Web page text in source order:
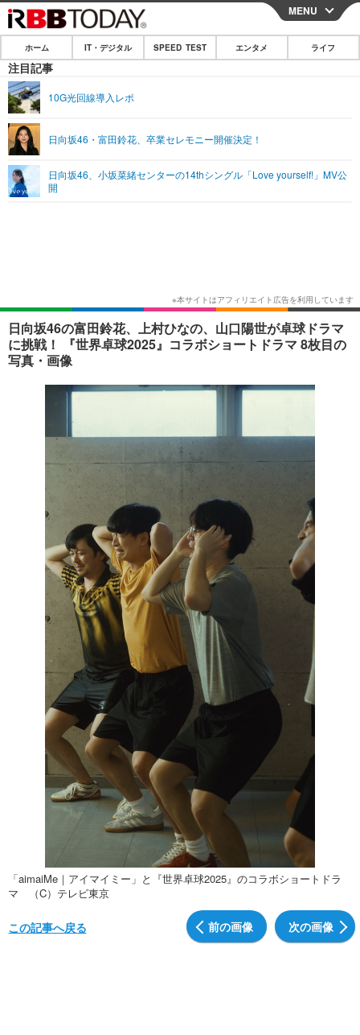
CLOSE
ホーム
IT・デジタル
ショッピング その他
SPEED TEST
エンタメ
ショッピング その他
ライフ
MENU
ホーム IT・デジタル SPEED TEST エンタメ ライフ
注目記事
10G光回線導入レポ
日向坂46・富田鈴花、卒業セレモニー開催決定！
日向坂46、小坂菜緒センターの14thシングル「Love yourself!」MV公
開
日向坂46の富田鈴花、上村ひなの、山口陽世が卓球ドラマ
に挑戦！ 『世界卓球2025』コラボショートドラマ 8枚目の
写真・画像
「aimaiMe｜アイマイミー」と『世界卓球2025』のコラボショートドラ
マ （C）テレビ東京
前の画像 次の画像
この記事へ戻る